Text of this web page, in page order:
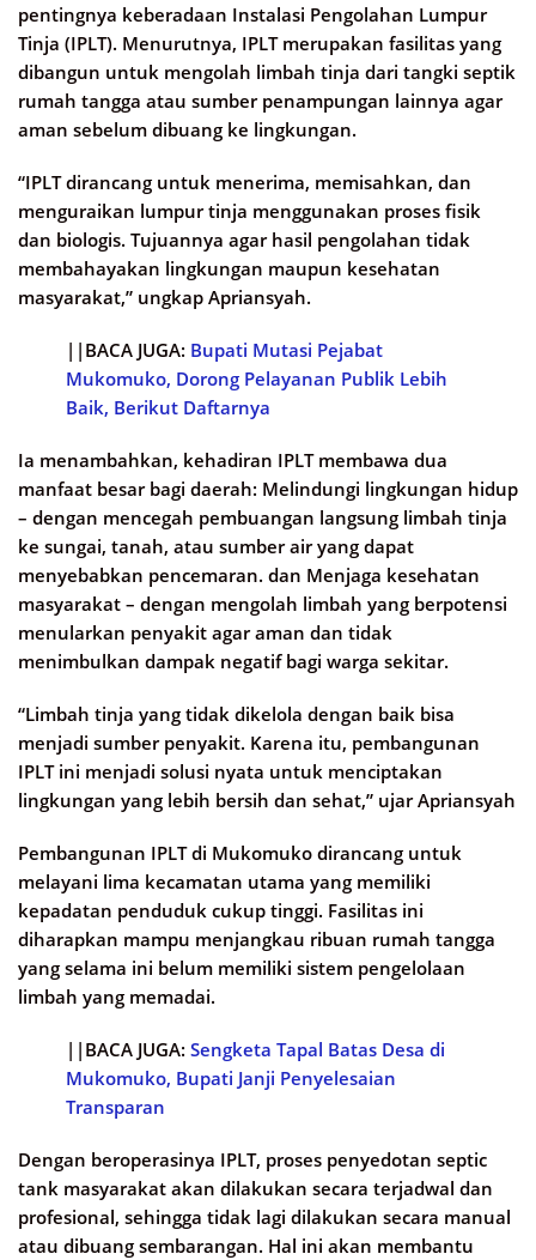
pentingnya keberadaan Instalasi Pengolahan Lumpur
Tinja (IPLT). Menurutnya, IPLT merupakan fasilitas yang
dibangun untuk mengolah limbah tinja dari tangki septik
rumah tangga atau sumber penampungan lainnya agar
aman sebelum dibuang ke lingkungan.
“IPLT dirancang untuk menerima, memisahkan, dan
menguraikan lumpur tinja menggunakan proses fisik
dan biologis. Tujuannya agar hasil pengolahan tidak
membahayakan lingkungan maupun kesehatan
masyarakat,” ungkap Apriansyah.
||BACA JUGA: Bupati Mutasi Pejabat
Mukomuko, Dorong Pelayanan Publik Lebih
Baik, Berikut Daftarnya
Ia menambahkan, kehadiran IPLT membawa dua
manfaat besar bagi daerah: Melindungi lingkungan hidup
– dengan mencegah pembuangan langsung limbah tinja
ke sungai, tanah, atau sumber air yang dapat
menyebabkan pencemaran. dan Menjaga kesehatan
masyarakat – dengan mengolah limbah yang berpotensi
menularkan penyakit agar aman dan tidak
menimbulkan dampak negatif bagi warga sekitar.
“Limbah tinja yang tidak dikelola dengan baik bisa
menjadi sumber penyakit. Karena itu, pembangunan
IPLT ini menjadi solusi nyata untuk menciptakan
lingkungan yang lebih bersih dan sehat,” ujar Apriansyah
Pembangunan IPLT di Mukomuko dirancang untuk
melayani lima kecamatan utama yang memiliki
kepadatan penduduk cukup tinggi. Fasilitas ini
diharapkan mampu menjangkau ribuan rumah tangga
yang selama ini belum memiliki sistem pengelolaan
limbah yang memadai.
||BACA JUGA: Sengketa Tapal Batas Desa di
Mukomuko, Bupati Janji Penyelesaian
Transparan
Dengan beroperasinya IPLT, proses penyedotan septic
tank masyarakat akan dilakukan secara terjadwal dan
profesional, sehingga tidak lagi dilakukan secara manual
atau dibuang sembarangan. Hal ini akan membantu